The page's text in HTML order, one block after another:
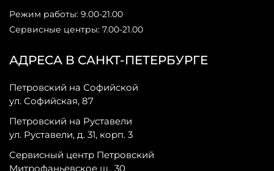
АДРЕСА В САНКТ-ПЕТЕРБУРГЕ
Петровский на Софийской
ул. Софийская, 87
Петровский на Руставели
ул. Руставели, д. 31, корп. 3
Сервисный центр Петровский
Митрофаньевское ш., 30
Режим работы: 9.00-21.00
Сервисные центры: 7.00-21.00